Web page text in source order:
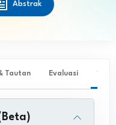
Abstrak
Tautan Evaluasi ✨